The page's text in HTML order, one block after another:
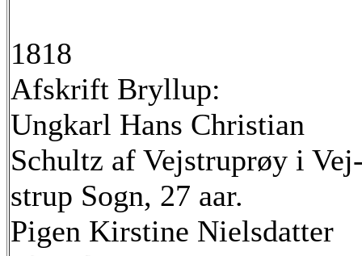
1818
Afskrift Bryllup:
Ungkarl Hans Christian
Schultz af Vejstruprøy i
strup Sogn, 27 aar.
Pigen Kirstine Nielsdatter